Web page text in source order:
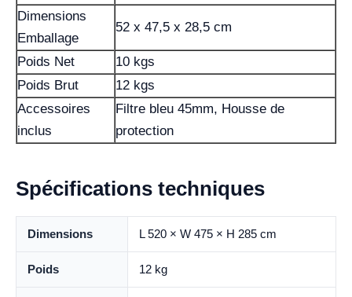
Dimensions
Emballage
52 x 47,5 x 28,5 cm
Poids Net
10 kgs
Poids Brut
12 kgs
Accessoires
inclus
Filtre bleu 45mm, Housse de
protection
Spécifications techniques
Dimensions L 520 × W 475 × H 285 cm
Poids 12 kg